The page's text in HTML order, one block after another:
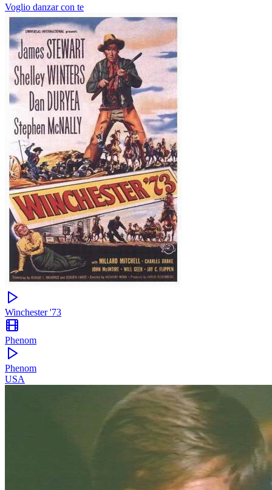
Voglio danzar con te
Winchester '73
Phenom
Phenom
USA